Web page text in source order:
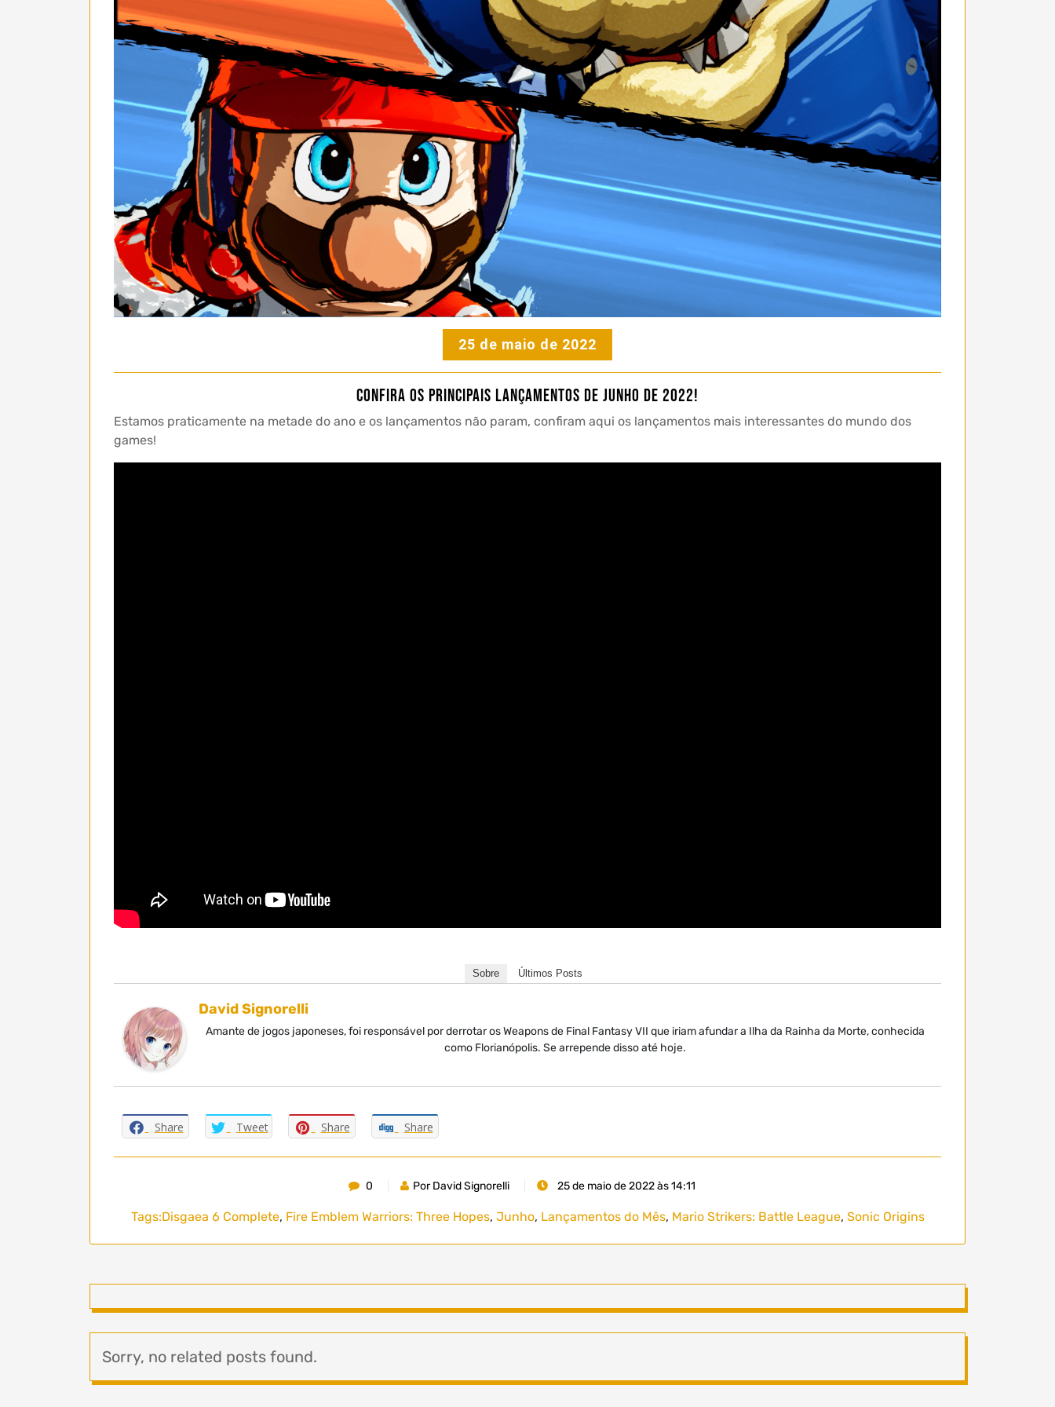
25 de maio de 2022
Confira os principais lançamentos de Junho de 2022!
Estamos praticamente na metade do ano e os lançamentos não param, confiram aqui os lançamentos mais interessantes do mundo dos
games!
Sobre Últimos Posts
David Signorelli
Amante de jogos japoneses, foi responsável por derrotar os Weapons de Final Fantasy VII que iriam afundar a Ilha da Rainha da Morte, conhecida
como Florianópolis. Se arrepende disso até hoje.
Share Tweet Share Share
0 Por David Signorelli 25 de maio de 2022 às 14:11
Tags:Disgaea 6 Complete, Fire Emblem Warriors: Three Hopes, Junho, Lançamentos do Mês, Mario Strikers: Battle League, Sonic Origins
Sorry, no related posts found.